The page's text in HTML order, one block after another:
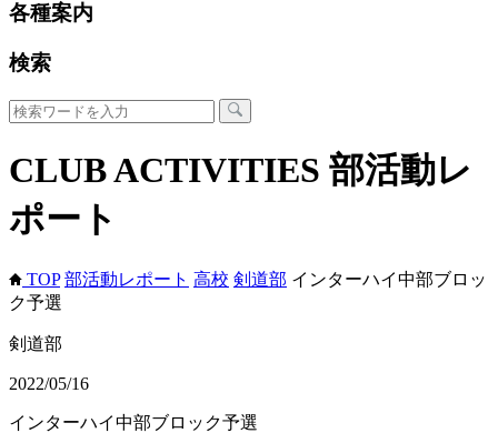
各種案内
検索
CLUB ACTIVITIES 部活動レ
ポート
TOP 部活動レポート 高校 剣道部 インターハイ中部ブロッ
ク予選
剣道部
2022/05/16
インターハイ中部ブロック予選